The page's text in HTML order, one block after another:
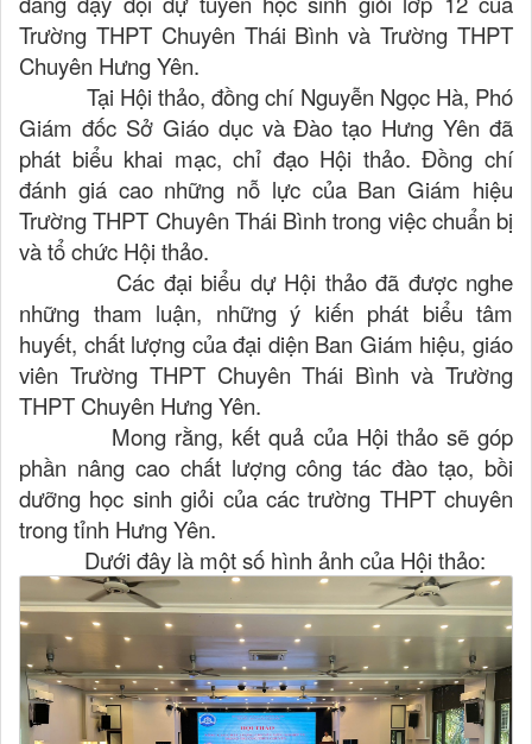
Trường THPT Chuyên Thái Bình và Trường THPT
Chuyên Hưng Yên.
Tại Hội thảo, đồng chí Nguyễn Ngọc Hà, Phó
Giám đốc Sở Giáo dục và Đào tạo Hưng Yên đã
phát biểu khai mạc, chỉ đạo Hội thảo. Đồng chí
đánh giá cao những nỗ lực của Ban Giám hiệu
Trường THPT Chuyên Thái Bình trong việc chuẩn bị
và tổ chức Hội thảo.
Các đại biểu dự Hội thảo đã được nghe
những tham luận, những ý kiến phát biểu tâm
huyết, chất lượng của đại diện Ban Giám hiệu, giáo
viên Trường THPT Chuyên Thái Bình và Trường
THPT Chuyên Hưng Yên.
Mong rằng, kết quả của Hội thảo sẽ góp
phần nâng cao chất lượng công tác đào tạo, bồi
dưỡng học sinh giỏi của các trường THPT chuyên
trong tỉnh Hưng Yên.
Dưới đây là một số hình ảnh của Hội thảo: